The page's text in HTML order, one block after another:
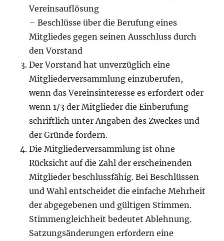
Vereinsauflösung
– Beschlüsse über die Berufung eines
Mitgliedes gegen seinen Ausschluss durch
den Vorstand
Der Vorstand hat unverzüglich eine
Mitgliederversammlung einzuberufen,
wenn das Vereinsinteresse es erfordert oder
wenn 1/3 der Mitglieder die Einberufung
schriftlich unter Angaben des Zweckes und
der Gründe fordern.
Die Mitgliederversammlung ist ohne
Rücksicht auf die Zahl der erscheinenden
Mitglieder beschlussfähig. Bei Beschlüssen
und Wahl entscheidet die einfache Mehrheit
der abgegebenen und gültigen Stimmen.
Stimmengleichheit bedeutet Ablehnung.
Satzungsänderungen erfordern eine